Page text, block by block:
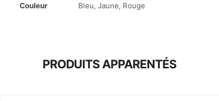
Couleur
Bleu, Jaune, Rouge
PRODUITS APPARENTÉS